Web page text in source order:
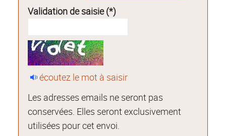
Validation de saisie (*)
écoutez le mot à saisir
Les adresses emails ne seront pas
conservées. Elles seront exclusivement
utilisées pour cet envoi.